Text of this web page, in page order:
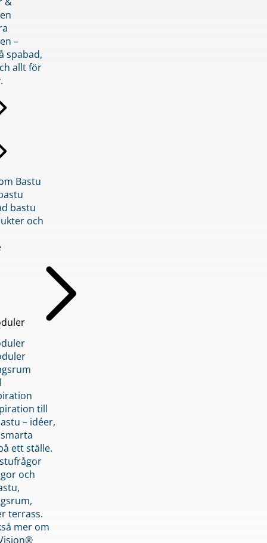
–
spabad,
allt för
Bastu
bastu
och
till
– idéer,
ett ställe.
och
terrass.
mer om